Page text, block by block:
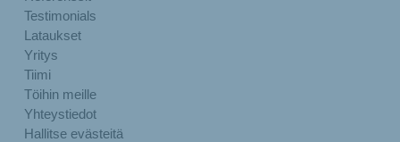
Testimonials
Lataukset
Yritys
Tiimi
Töihin meille
Yhteystiedot
Hallitse evästeitä